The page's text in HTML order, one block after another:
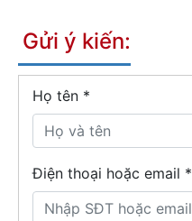
Gửi ý kiến:
Họ tên *
Điện thoại hoặc email *